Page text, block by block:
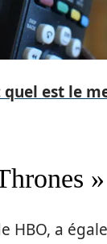
quel est le
»
HBO, a